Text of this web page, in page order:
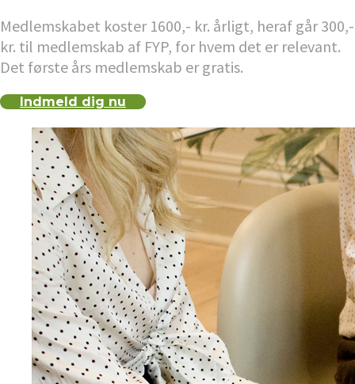
Medlemskabet koster 1600,- kr. årligt, heraf går 300,-
kr. til medlemskab af FYP, for hvem det er relevant.
Det første års medlemskab er gratis.
Indmeld dig nu